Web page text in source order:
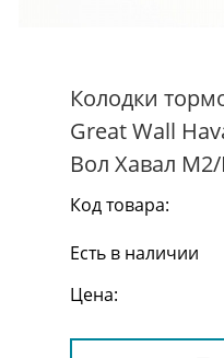
Колодки
Great Wall
Вол Хавал
Код товара:
Есть в наличии
Цена: